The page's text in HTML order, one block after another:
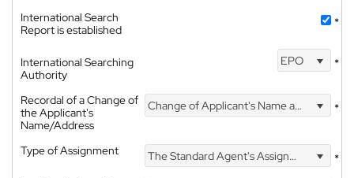
International Search
Report is established
*
International Searching
Authority
EPO *
Recordal of a Change of
the Applicant's
Name/Address
Change of Applicant's Name and Address *
Type of Assignment The Standard Agent's Assignment
*